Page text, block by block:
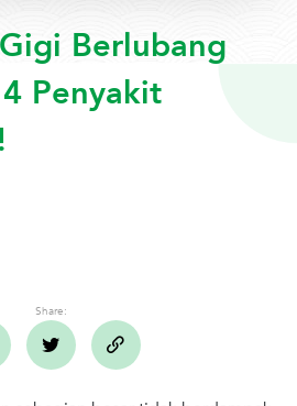
Berlubang
Penyakit
Share: